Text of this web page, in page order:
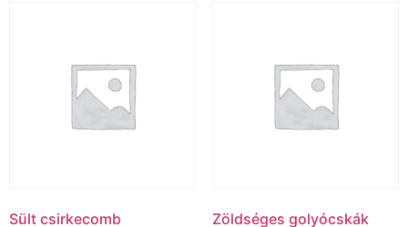
Sült csirkecomb
Zöldséges golyócskák